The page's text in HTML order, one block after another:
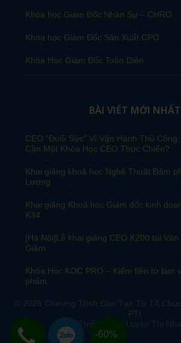
Khóa học Giám Đốc Nhân Sự – CHRO
Khóa học Giám Đốc Sản Xuất CPO
Khóa Học Giám Đốc Toàn Diện
BÀI VIẾT MỚI NHẤT
CEO “Đuối Sức” Vì Vận Hành Thủ
Cần Một Khóa Học CEO Thực Chiến?
Khai giảng khoá học Nghệ Thuật Đàm
Lượng
Khai giảng Khoá học Giám đốc kinh
K34
[Hà Nội]Lễ khai giảng CEO K200 tại
Giám
Khóa Học KOC PRO – Kiếm tiền từ làm
phẩm
© 2026 Chương Trình Đào Tạo Từ Tổ
PTI
Thiết kế bởi Luyện Thi